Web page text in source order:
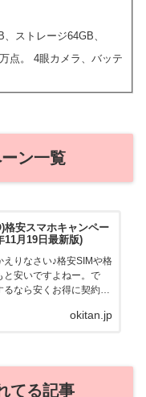
ストレージ64GB、
点。 4眼カメラ、バッテ
ン一覧
格安スマホキャンペー
11月19日最新版)
えりなさい♪格安SIMや格
と安いですよねー。で
るなら安くお得に契約し
う案件を常に狙ってます
okitan.jp
てる記事